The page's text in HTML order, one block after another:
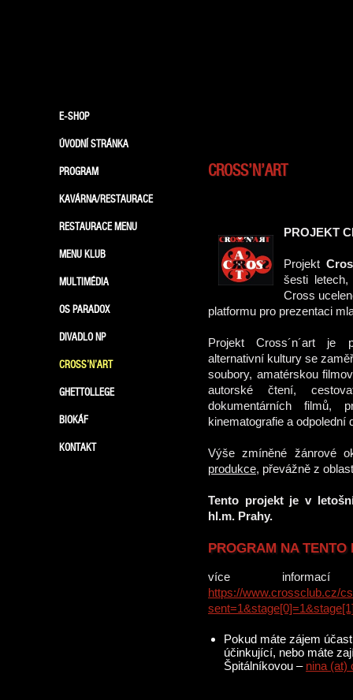
E-SHOP
ÚVODNÍ STRÁNKA
PROGRAM
KAVÁRNA/RESTAURACE
RESTAURACE MENU
MENU KLUB
MULTIMÉDIA
OS PARADOX
DIVADLO NP
CROSS’N’ART
GHETTOLLEGE
BIOKÁF
KONTAKT
CROSS’N’ART
PROJEKT
Projekt
šesti
Cross
platformu pro prezentaci
Projekt Cross´n´art je
alternativní kultury se
soubory, amatérskou
autorské čtení,
dokumentárních filmů,
kinematografie a odpolední
Výše zmíněné žánrové
produkce, převážně z
Tento projekt je v
hl.m. Prahy.
PROGRAM NA TENTO
více
https://www.crossclub.cz/
Pokud máte zájem
účinkující, nebo máte
Špitálníkovou – nina (at)